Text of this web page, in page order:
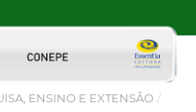
ENSINO E EXTENSÃO /